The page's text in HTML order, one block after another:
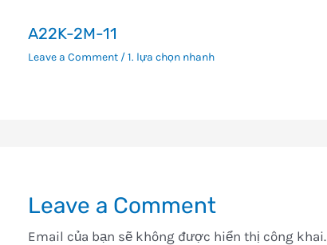
A22K-2M-11
Leave a Comment /1. lựa chọn nhanh
Leave a Comment
Email của bạn sẽ không được hiển thị công khai.